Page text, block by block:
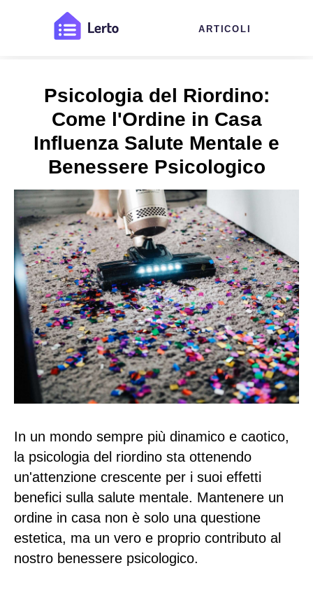
ARTICOLI
Psicologia del Riordino:
Come l'Ordine in Casa
Influenza Salute Mentale e
Benessere Psicologico
In un mondo sempre più dinamico e caotico,
la psicologia del riordino sta ottenendo
un'attenzione crescente per i suoi effetti
benefici sulla salute mentale. Mantenere un
ordine in casa non è solo una questione
estetica, ma un vero e proprio contributo al
nostro benessere psicologico.